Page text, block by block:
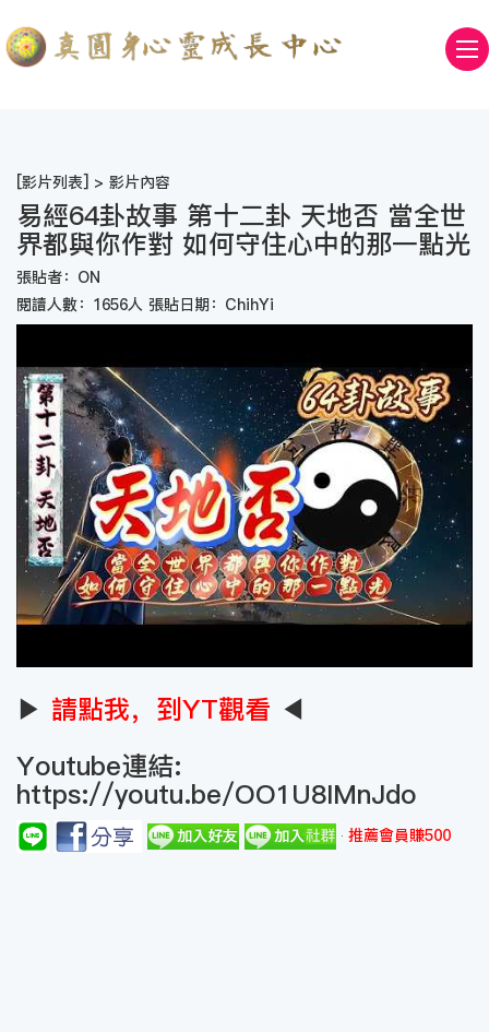
[影片列表] > 影片內容
易經64卦故事 第十二卦 天地否 當全世
界都與你作對 如何守住心中的那一點光
張貼者：ON
閱讀人數：1656人 張貼日期：ChihYi
▶ 請點我，到YT觀看 ◀
Youtube連結:
https://youtu.be/OO1U8IMnJdo
推薦會員賺500